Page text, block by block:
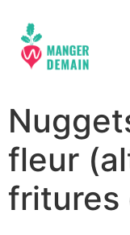
fleur
fritures